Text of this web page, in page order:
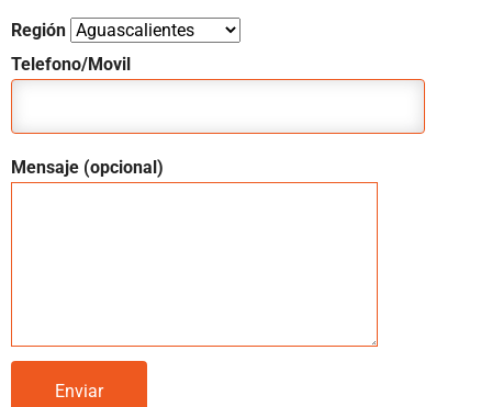
Región
Telefono/Movil
Mensaje (opcional)